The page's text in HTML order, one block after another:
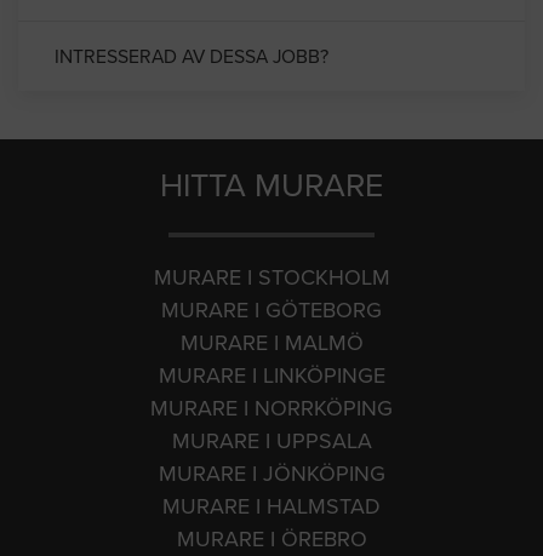
INTRESSERAD AV DESSA JOBB?
HITTA MURARE
MURARE I STOCKHOLM
MURARE I GÖTEBORG
MURARE I MALMÖ
MURARE I LINKÖPINGE
MURARE I NORRKÖPING
MURARE I UPPSALA
MURARE I JÖNKÖPING
MURARE I HALMSTAD
MURARE I ÖREBRO